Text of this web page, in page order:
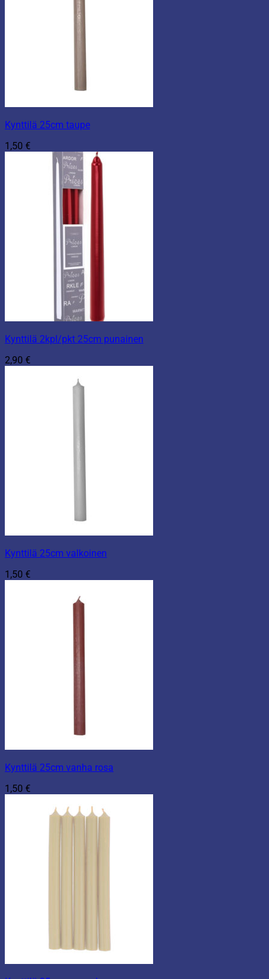
Kynttilä 25cm taupe
1,50 €
Kynttilä 2kpl/pkt 25cm punainen
2,90 €
Kynttilä 25cm valkoinen
1,50 €
Kynttilä 25cm vanha rosa
1,50 €